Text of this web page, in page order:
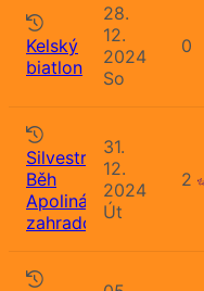
Kelský
biatlon
28.
12.
2024
So
0
Silvestrovský
Běh
Apolinářskou
zahradou
31.
12.
2024
Út
2